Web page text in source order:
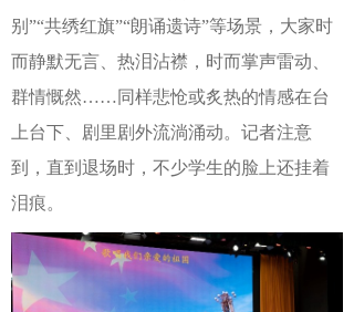
别”“共绣红旗”“朗诵遗诗”等场景，大家时
而静默无言、热泪沾襟，时而掌声雷动、
群情慨然……同样悲怆或炙热的情感在台
上台下、剧里剧外流淌涌动。记者注意
到，直到退场时，不少学生的脸上还挂着
泪痕。